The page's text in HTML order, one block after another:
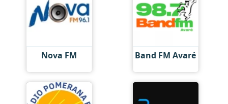
Nova FM Band FM Avaré